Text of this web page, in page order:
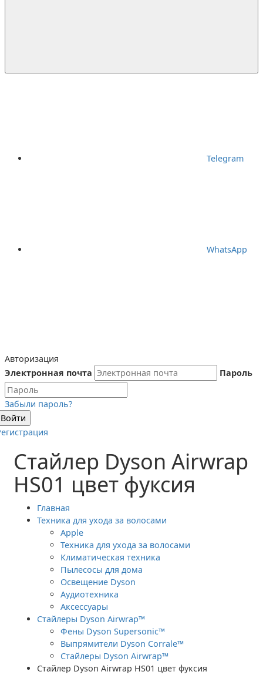
Telegram
WhatsApp
Авторизация
Электронная почта
Пароль
Забыли пароль?
Войти
Стайлер Dyson Airwrap
HS01 цвет фуксия
Главная
Техника для ухода за волосами
Apple
Техника для ухода за волосами
Климатическая техника
Пылесосы для дома
Освещение Dyson
Аудиотехника
Аксессуары
Стайлеры Dyson Airwrap™
Фены Dyson Supersonic™
Выпрямители Dyson Corrale™
Стайлеры Dyson Airwrap™
Стайлер Dyson Airwrap HS01 цвет фуксия